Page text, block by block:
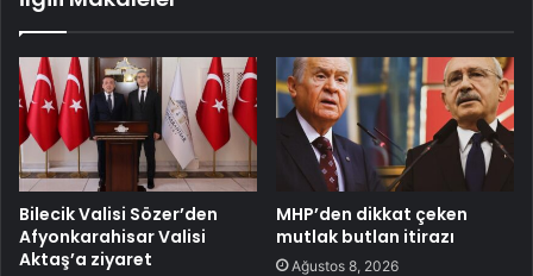
Bilecik Valisi Sözer’den
Afyonkarahisar Valisi
Aktaş’a ziyaret
MHP’den dikkat çeken
mutlak butlan itirazı
Ağustos 8, 2026